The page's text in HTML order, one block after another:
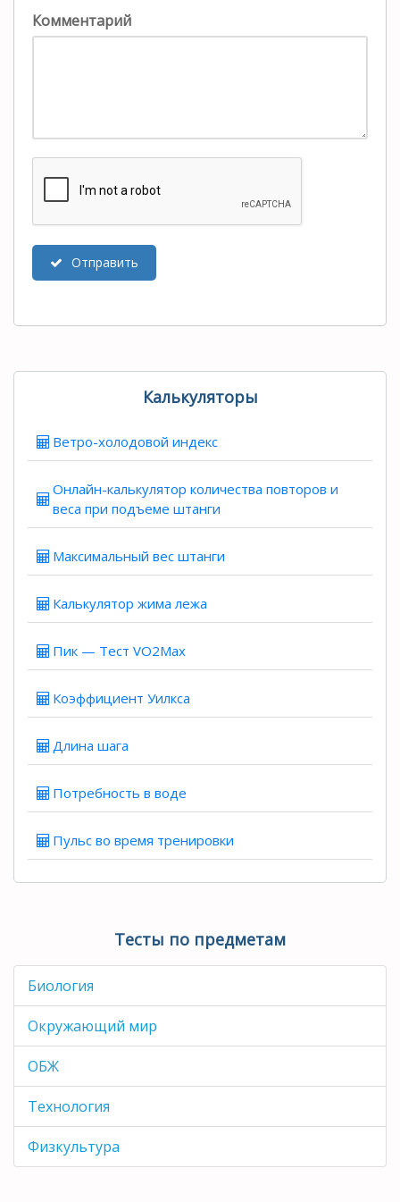
Комментарий
Отправить
Калькуляторы
Ветро-холодовой индекс
Онлайн-калькулятор количества повторов и
веса при подъеме штанги
Максимальный вес штанги
Калькулятор жима лежа
Пик — Тест VO2Max
Коэффициент Уилкса
Длина шага
Потребность в воде
Пульс во время тренировки
Тесты по предметам
Биология
Окружающий мир
ОБЖ
Технология
Физкультура